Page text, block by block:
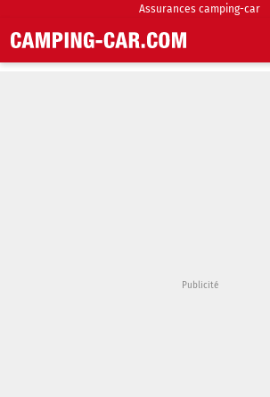
Assurances camping-car